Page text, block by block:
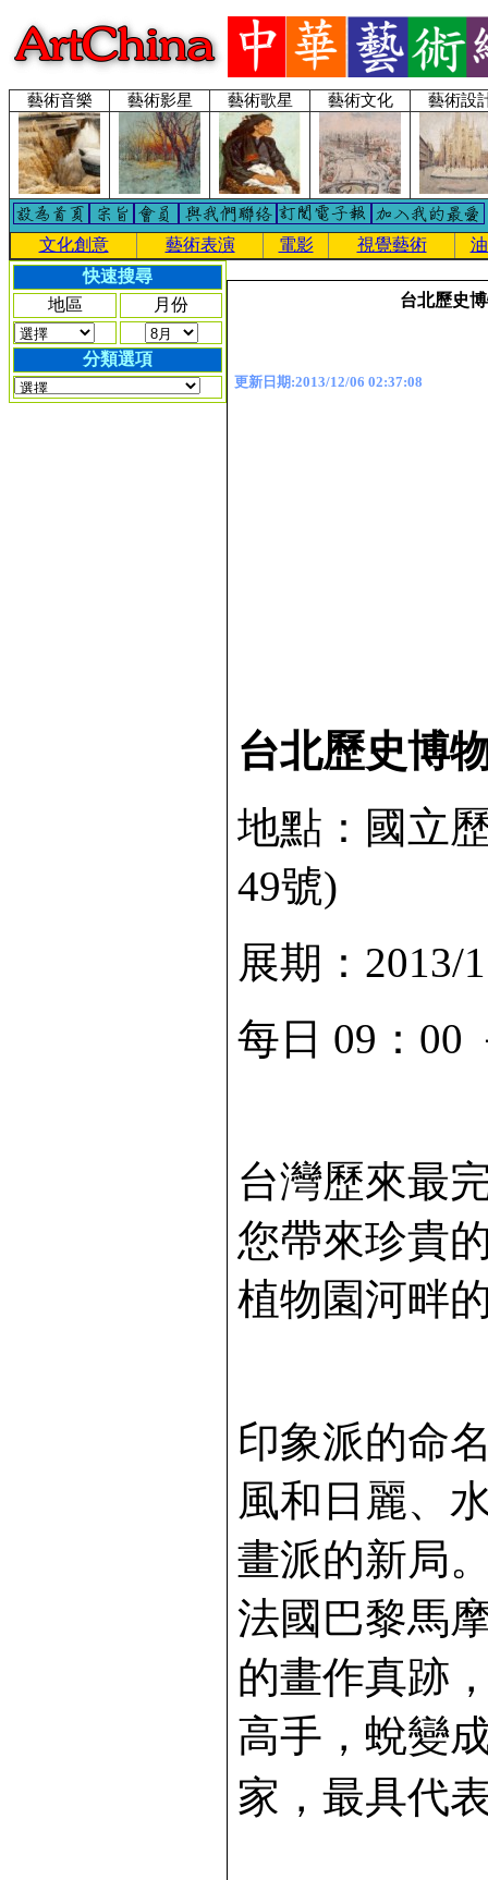
藝術音樂 藝術影星 藝術歌星 藝術文化 藝術設
文化創意 藝術表演 電影 視覺藝術
快速搜尋
地區
月份
分類選項
台北歷史
更新日期:2013/12/06 02:37:08
台北歷史博
地點：國立
49號)
展期：2013/
每日 09：00
台灣歷來最
您帶來珍貴
植物園河畔
印象派的命
風和日麗、
畫派的新局
法國巴黎馬
的畫作真跡
高手，蛻變
家，最具代